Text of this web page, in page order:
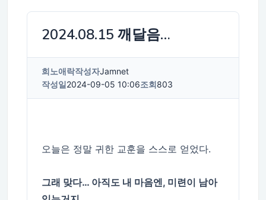
2024.08.15 깨달음…
희노애락작성자Jamnet
작성일2024-09-05 10:06조회803
오늘은 정말 귀한 교훈을 스스로 얻었다.
그래 맞다… 아직도 내 마음엔, 미련이 남아